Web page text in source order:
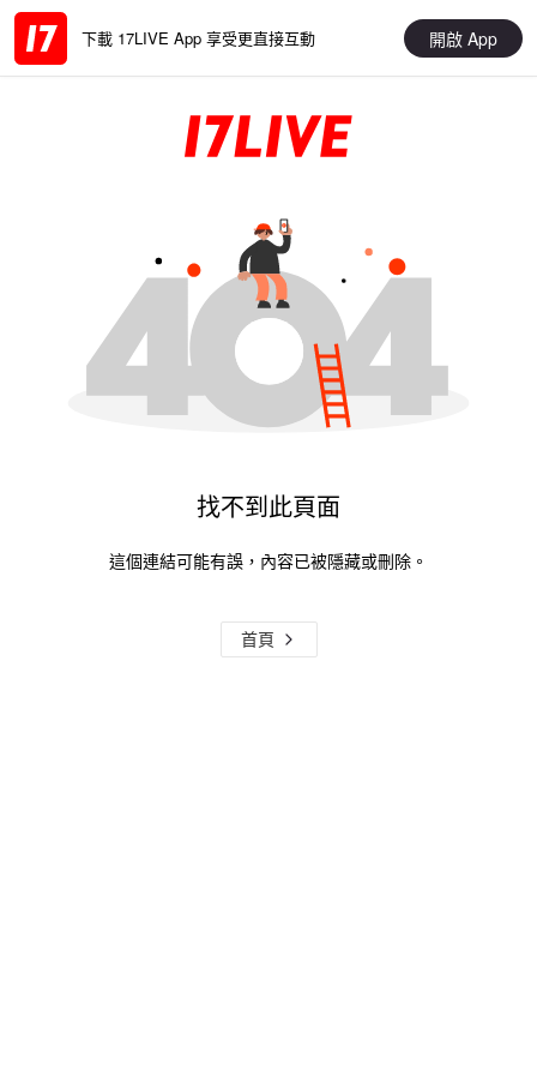
下載 17LIVE App 享受更直接互動 開啟 App
找不到此頁面
這個連結可能有誤，內容已被隱藏或刪除。
首頁